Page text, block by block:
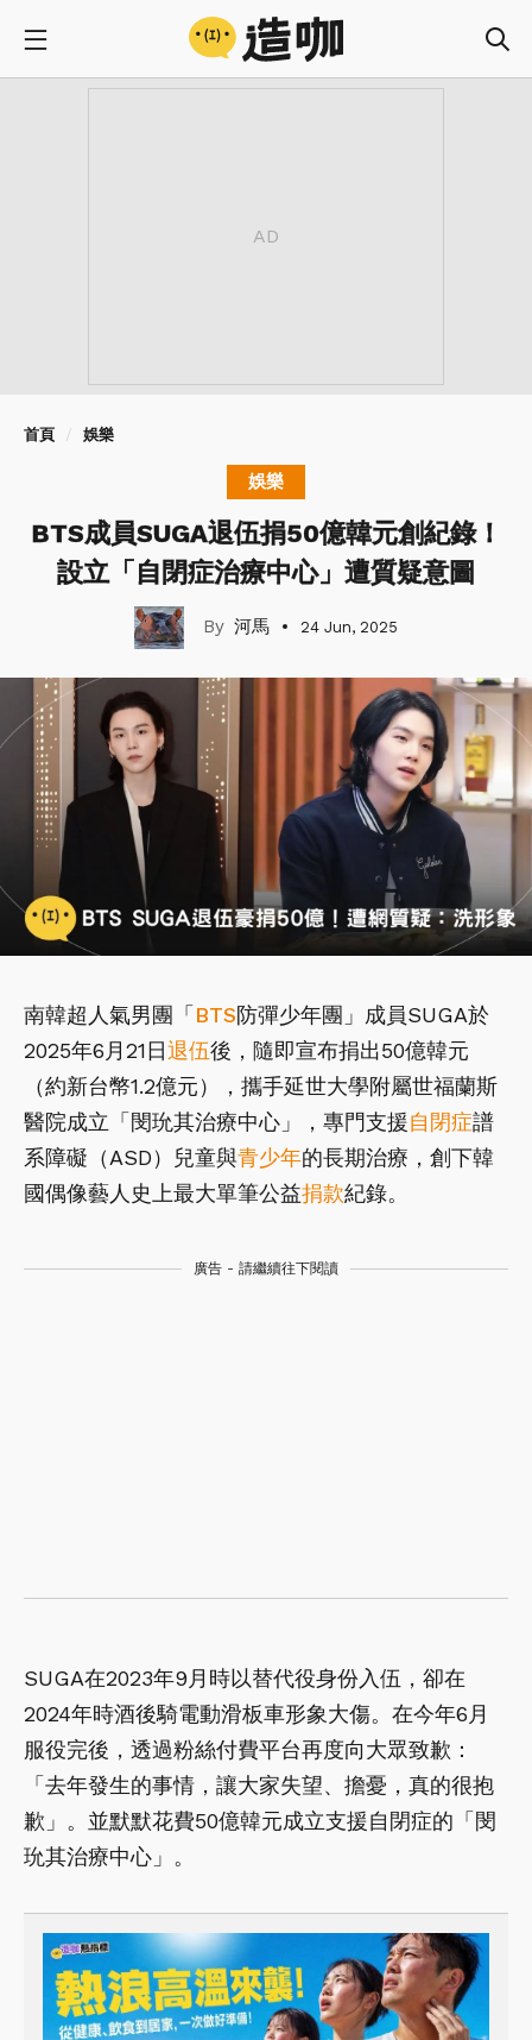
首頁 娛樂
娛樂
BTS成員SUGA退伍捐50億韓元創紀錄！
設立「自閉症治療中心」遭質疑意圖
河馬 24 Jun, 2025
南韓超人氣男團「 BTS防彈少年團」成員SUGA於
2025年6月21日退伍後，隨即宣布捐出50億韓元
（約新台幣1.2億元），攜手延世大學附屬世福蘭斯
醫院成立「閔玧其治療中心」，專門支援自閉症譜
系障礙（ASD）兒童與青少年的長期治療，創下韓
國偶像藝人史上最大單筆公益捐款紀錄。
廣告 - 請繼續往下閱讀
SUGA在2023年9月時以替代役身份入伍，卻在
2024年時酒後騎電動滑板車形象大傷。在今年6月
服役完後，透過粉絲付費平台再度向大眾致歉：
「去年發生的事情，讓大家失望、擔憂，真的很抱
歉」。並默默花費50億韓元成立支援自閉症的「閔
玧其治療中心」。